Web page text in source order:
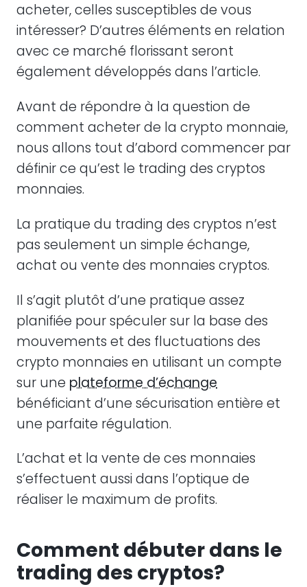
acheter, celles susceptibles de vous
intéresser? D’autres éléments en relation
avec ce marché florissant seront
également développés dans l’article.
Avant de répondre à la question de
comment acheter de la crypto monnaie,
nous allons tout d’abord commencer par
définir ce qu’est le trading des cryptos
monnaies.
La pratique du trading des cryptos n’est
pas seulement un simple échange,
achat ou vente des monnaies cryptos.
Il s’agit plutôt d’une pratique assez
planifiée pour spéculer sur la base des
mouvements et des fluctuations des
crypto monnaies en utilisant un compte
sur une plateforme d’échange
bénéficiant d’une sécurisation entière et
une parfaite régulation.
L’achat et la vente de ces monnaies
s’effectuent aussi dans l’optique de
réaliser le maximum de profits.
Comment débuter dans le
trading des cryptos?